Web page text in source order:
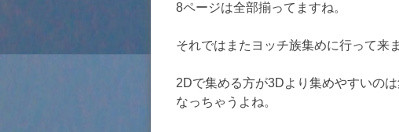
8ページは全部揃ってますね。
それではまたヨッチ族集めに行って来ま
2Dで集める方が3Dより集めやすいの
なっちゃうよね。